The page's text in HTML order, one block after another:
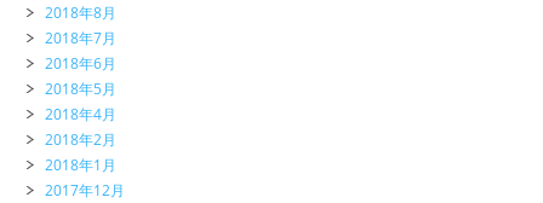
2018年8月
2018年7月
2018年6月
2018年5月
2018年4月
2018年2月
2018年1月
2017年12月